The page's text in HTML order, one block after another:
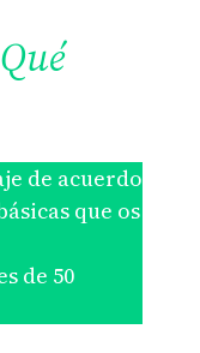
de acuerdo
que os
de 50